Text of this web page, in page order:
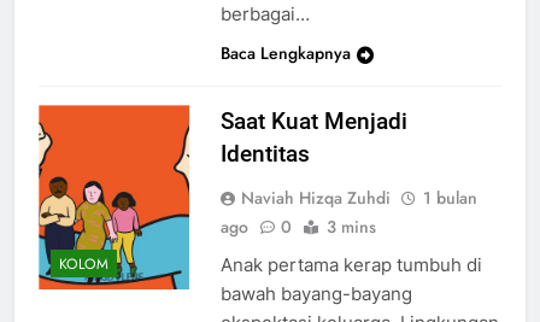
berbagai…
Baca Lengkapnya
KOLOM
Saat Kuat Menjadi
Identitas
Naviah Hizqa Zuhdi
1 bulan
ago
0 3 mins
Anak pertama kerap tumbuh di
bawah bayang-bayang